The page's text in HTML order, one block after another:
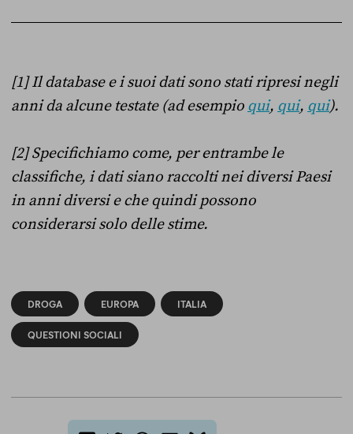
[1] Il database e i suoi dati sono stati ripresi negli
anni da alcune testate (ad esempio qui, qui, qui).
[2] Specifichiamo come, per entrambe le
classifiche, i dati siano raccolti nei diversi Paesi
in anni diversi e che quindi possono
considerarsi solo delle stime.
DROGA EUROPA ITALIA
QUESTIONI SOCIALI